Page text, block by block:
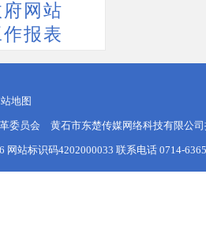
网站
报表
地图
委员会 黄石市东楚传媒网络科技有限公
网站标识码4202000033 联系电话 0714-